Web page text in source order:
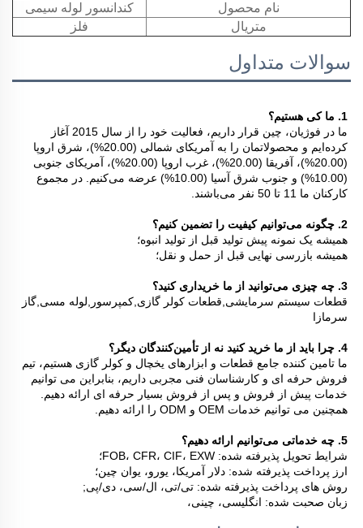
نام محصول
کندانسور لوله سیمی
متریال
فلز
سوالات متداول
1. ما کی هستیم؟
کارکنان ما 11 تا 50 نفر می‌باشند.
2. چگونه می‌توانیم کیفیت را تضمین کنیم؟
همیشه یک نمونه پیش تولید قبل از تولید انبوه؛
همیشه بازرسی نهایی قبل از حمل و نقل؛
3. چه چیزی می‌توانید از ما خریداری کنید؟
سرمازا
4. چرا باید از ما خرید کنید نه از تأمین‌کنندگان دیگر؟
همچنین می توانیم خدمات OEM و ODM را ارائه دهیم.
5. چه خدماتی می‌توانیم ارائه دهیم؟
شرایط تحویل پذیرفته شده: FOB، CFR، CIF، EXW؛
ارز پرداخت پذیرفته شده: دلار آمریکا، یورو، یوان چین؛
روش های پرداخت پذیرفته شده: تی/تی، ال/سی، دی/پی;
زبان صحبت شده: انگلیسی، چینی،